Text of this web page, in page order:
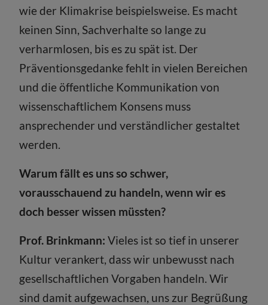
wie der Klimakrise beispielsweise. Es macht
keinen Sinn, Sachverhalte so lange zu
verharmlosen, bis es zu spät ist. Der
Präventionsgedanke fehlt in vielen Bereichen
und die öffentliche Kommunikation von
wissenschaftlichem Konsens muss
ansprechender und verständlicher gestaltet
werden.
Warum fällt es uns so schwer,
vorausschauend zu handeln, wenn wir es
doch besser wissen müssten?
Prof. Brinkmann: Vieles ist so tief in unserer
Kultur verankert, dass wir unbewusst nach
gesellschaftlichen Vorgaben handeln. Wir
sind damit aufgewachsen, uns zur Begrüßung